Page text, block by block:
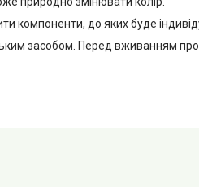
компоненти, до яких буде
засобом. Перед вживанням